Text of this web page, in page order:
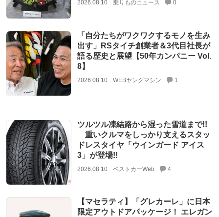
2026.08.10 乗りものニュース 0
「自分たちがワクワクするモノを生み
出す」RSタイチ創業者＆3代目社長が
語る歴史と展望【50年カンパニー Vol.
8】
2026.08.10 WEBヤングマシン 1
ツルツル凍結路から湿った雪道まで!!
重いクルマをしっかり支えるスタッ
ドレスタイヤ「ウインガード アイス
3」が登場!!
2026.08.10 ベストカーWeb 4
【マセラティ】「グレカーレ」に日本
限定アウトドアパッケージ！ エレガン